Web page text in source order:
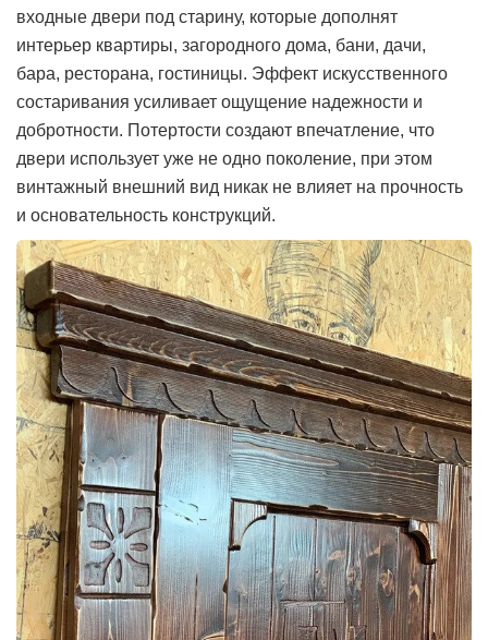
входные двери под старину, которые дополнят
интерьер квартиры, загородного дома, бани, дачи,
бара, ресторана, гостиницы. Эффект искусственного
состаривания усиливает ощущение надежности и
добротности. Потертости создают впечатление, что
двери использует уже не одно поколение, при этом
винтажный внешний вид никак не влияет на прочность
и основательность конструкций.